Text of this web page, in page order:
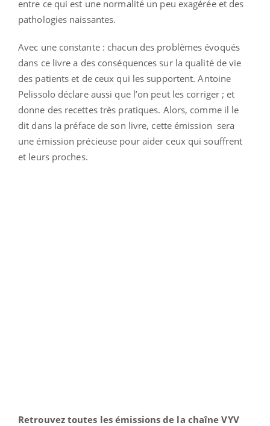
entre ce qui est une normalité un peu exagérée et des
pathologies naissantes.
Avec une constante : chacun des problèmes évoqués
dans ce livre a des conséquences sur la qualité de vie
des patients et de ceux qui les supportent. Antoine
Pelissolo déclare aussi que l’on peut les corriger ; et
donne des recettes très pratiques. Alors, comme il le
dit dans la préface de son livre, cette émission sera
une émission précieuse pour aider ceux qui souffrent
et leurs proches.
Retrouvez toutes les émissions de la chaîne VYV